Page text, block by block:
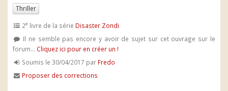
Thriller
2e livre de la série Disaster Zondi
Il ne semble pas encore y avoir de sujet sur cet ouvrage sur le
forum... Cliquez ici pour en créer un !
Soumis le 30/04/2017 par Fredo
Proposer des corrections